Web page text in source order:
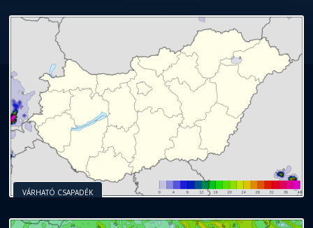
VÁRHATÓ CSAPADÉK